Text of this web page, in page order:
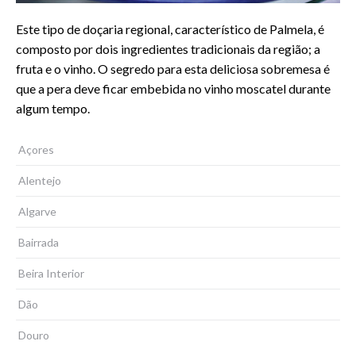
Este tipo de doçaria regional, característico de Palmela, é
composto por dois ingredientes tradicionais da região; a
fruta e o vinho. O segredo para esta deliciosa sobremesa é
que a pera deve ficar embebida no vinho moscatel durante
algum tempo.
Açores
Alentejo
Algarve
Bairrada
Beira Interior
Dão
Douro